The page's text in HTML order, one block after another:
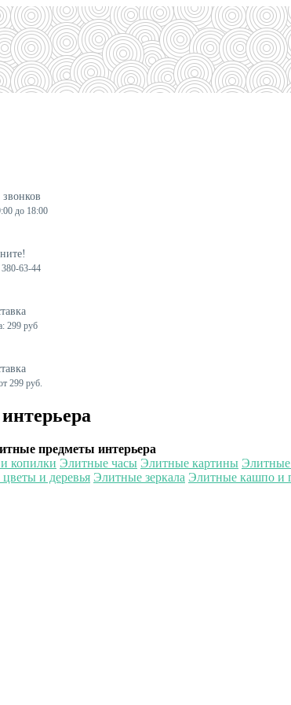
до 18:00
63-44
299 руб
299 руб.
предметы интерьера
копилки Элитные часы Элитные картины
и деревья Элитные зеркала Элитные кашпо и